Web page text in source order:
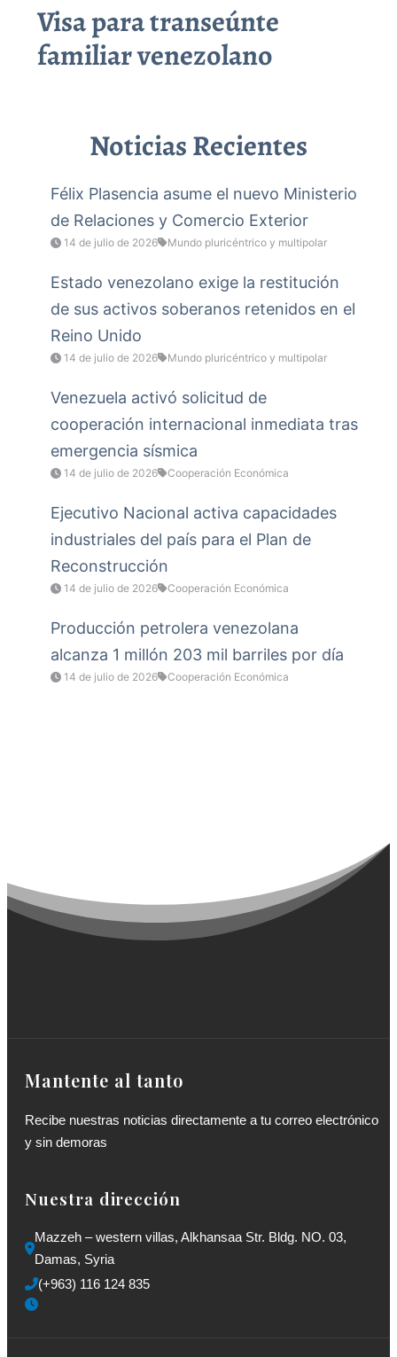
Visa para transeúnte
familiar venezolano
Noticias Recientes
Félix Plasencia asume el nuevo Ministerio
de Relaciones y Comercio Exterior
14 de julio de 2026 Mundo pluricéntrico y multipolar
Estado venezolano exige la restitución
de sus activos soberanos retenidos en el
Reino Unido
14 de julio de 2026 Mundo pluricéntrico y multipolar
Venezuela activó solicitud de
cooperación internacional inmediata tras
emergencia sísmica
14 de julio de 2026 Cooperación Económica
Ejecutivo Nacional activa capacidades
industriales del país para el Plan de
Reconstrucción
14 de julio de 2026 Cooperación Económica
Producción petrolera venezolana
alcanza 1 millón 203 mil barriles por día
14 de julio de 2026 Cooperación Económica
Mantente al tanto
Recibe nuestras noticias directamente a tu correo electrónico
y sin demoras
Nuestra dirección
Mazzeh – western villas, Alkhansaa Str. Bldg. NO. 03,
Damas, Syria
(+963) 116 124 835